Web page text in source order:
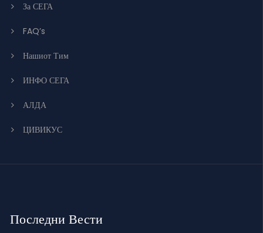
За СЕГА
FAQ’s
Нашиот Тим
ИНФО СЕГА
АЛДА
ЦИВИКУС
Последни Вести